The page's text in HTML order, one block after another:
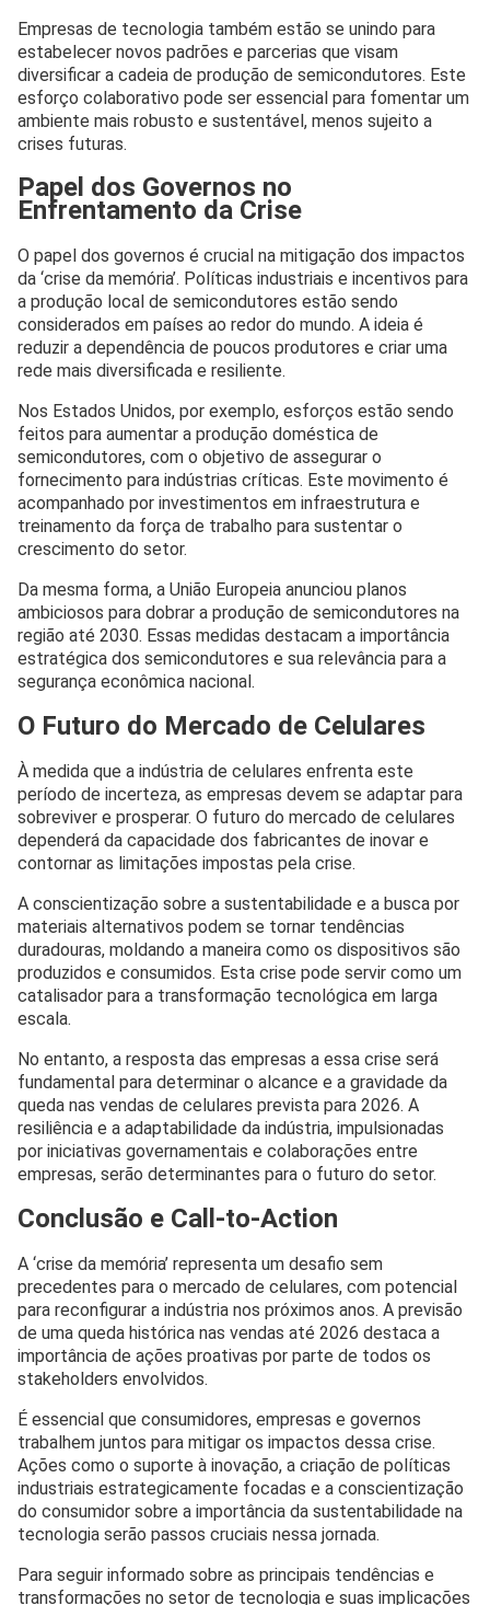
Empresas de tecnologia também estão se unindo para
estabelecer novos padrões e parcerias que visam
diversificar a cadeia de produção de semicondutores. Este
esforço colaborativo pode ser essencial para fomentar um
ambiente mais robusto e sustentável, menos sujeito a
crises futuras.
Papel dos Governos no
Enfrentamento da Crise
O papel dos governos é crucial na mitigação dos impactos
da ‘crise da memória’. Políticas industriais e incentivos para
a produção local de semicondutores estão sendo
considerados em países ao redor do mundo. A ideia é
reduzir a dependência de poucos produtores e criar uma
rede mais diversificada e resiliente.
Nos Estados Unidos, por exemplo, esforços estão sendo
feitos para aumentar a produção doméstica de
semicondutores, com o objetivo de assegurar o
fornecimento para indústrias críticas. Este movimento é
acompanhado por investimentos em infraestrutura e
treinamento da força de trabalho para sustentar o
crescimento do setor.
Da mesma forma, a União Europeia anunciou planos
ambiciosos para dobrar a produção de semicondutores na
região até 2030. Essas medidas destacam a importância
estratégica dos semicondutores e sua relevância para a
segurança econômica nacional.
O Futuro do Mercado de Celulares
À medida que a indústria de celulares enfrenta este
período de incerteza, as empresas devem se adaptar para
sobreviver e prosperar. O futuro do mercado de celulares
dependerá da capacidade dos fabricantes de inovar e
contornar as limitações impostas pela crise.
A conscientização sobre a sustentabilidade e a busca por
materiais alternativos podem se tornar tendências
duradouras, moldando a maneira como os dispositivos são
produzidos e consumidos. Esta crise pode servir como um
catalisador para a transformação tecnológica em larga
escala.
No entanto, a resposta das empresas a essa crise será
fundamental para determinar o alcance e a gravidade da
queda nas vendas de celulares prevista para 2026. A
resiliência e a adaptabilidade da indústria, impulsionadas
por iniciativas governamentais e colaborações entre
empresas, serão determinantes para o futuro do setor.
Conclusão e Call-to-Action
A ‘crise da memória’ representa um desafio sem
precedentes para o mercado de celulares, com potencial
para reconfigurar a indústria nos próximos anos. A previsão
de uma queda histórica nas vendas até 2026 destaca a
importância de ações proativas por parte de todos os
stakeholders envolvidos.
É essencial que consumidores, empresas e governos
trabalhem juntos para mitigar os impactos dessa crise.
Ações como o suporte à inovação, a criação de políticas
industriais estrategicamente focadas e a conscientização
do consumidor sobre a importância da sustentabilidade na
tecnologia serão passos cruciais nessa jornada.
Para seguir informado sobre as principais tendências e
transformações no setor de tecnologia e suas implicações